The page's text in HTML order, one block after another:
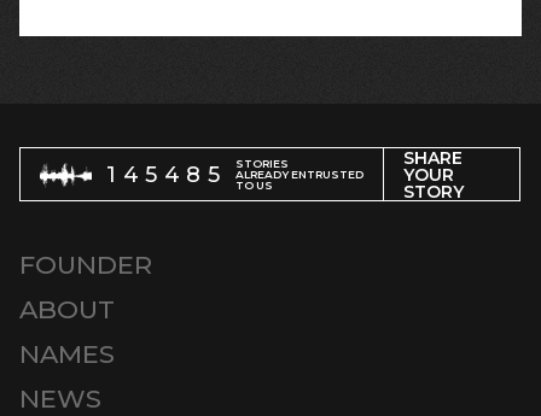
145485
STORIES
ALREADY ENTRUSTED
TO US
SHARE
YOUR
STORY
FOUNDER
ABOUT
NAMES
NEWS